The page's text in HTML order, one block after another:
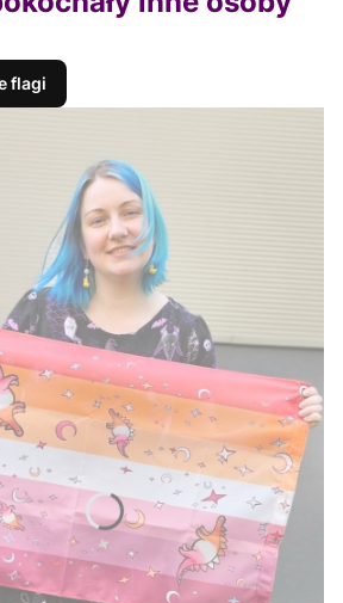
flagi